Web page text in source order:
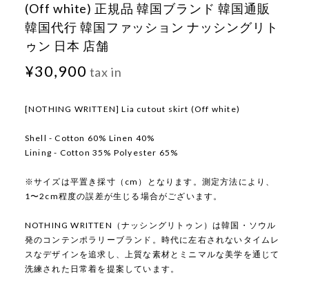
(Off white) 正規品 韓国ブランド 韓国通販
韓国代行 韓国ファッション ナッシングリト
ゥン 日本 店舗
¥30,900 tax in
[NOTHING WRITTEN] Lia cutout skirt (Off white)
Shell - Cotton 60% Linen 40%
Lining - Cotton 35% Polyester 65%
※サイズは平置き採寸（cm）となります。測定方法により、
1〜2cm程度の誤差が生じる場合がございます。
NOTHING WRITTEN（ナッシングリトゥン）は韓国・ソウル
発のコンテンポラリーブランド。時代に左右されないタイムレ
スなデザインを追求し、上質な素材とミニマルな美学を通じて
洗練された日常着を提案しています。